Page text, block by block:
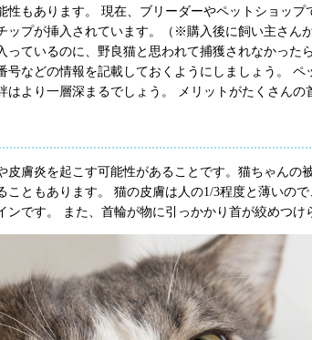
性もあります。 現在、ブリーダーやペットショッ
ップが挿入されています。（※購入後に飼い主さん
っているのに、野良猫と思われて捕獲されなかっ
号などの情報を記載しておくようにしましょう。
はより一層深まるでしょう。 メリットがたくさんの
皮膚炎を起こす可能性があることです。猫ちゃん
こともあります。 猫の皮膚は人の1/3程度と薄いの
ンです。 また、首輪が物に引っかかり首が絞めつ